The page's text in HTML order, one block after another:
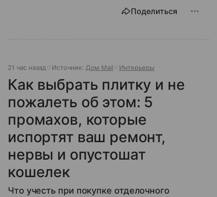
Поделиться
21 час назад Источник: Дом Mail Интерьеры
Как выбрать плитку и не
пожалеть об этом: 5
промахов, которые
испортят ваш ремонт,
нервы и опустошат
кошелек
Что учесть при покупке отделочного